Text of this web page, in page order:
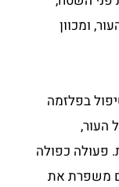
ומכוון
בפלזמה
העור,
פעולה כפולה
משפרת את